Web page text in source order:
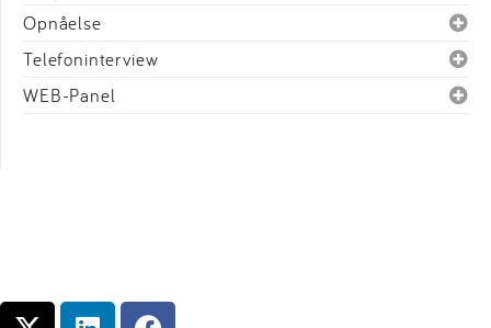
Opnåelse
Telefoninterview
WEB-Panel